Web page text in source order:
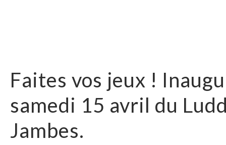
Faites vos jeux !
samedi 15 avril du
Jambes.